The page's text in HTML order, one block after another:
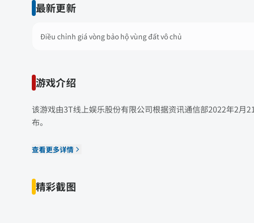
最新更新
Điều chỉnh giá vòng bảo hộ vùng đất vô chủ
游戏介绍
该游戏由3T线上娱乐股份有限公司根据资讯通信部2022年2月
布。
查看更多详情
精彩截图